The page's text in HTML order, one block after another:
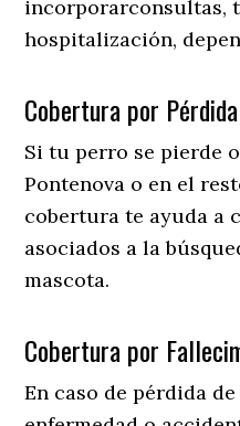
incorporarconsultas,
hospitalización,
Cobertura por
Si tu perro se pierde
Pontenova o en el
cobertura te ayuda a
asociados a la
mascota.
Cobertura por
En caso de pérdida